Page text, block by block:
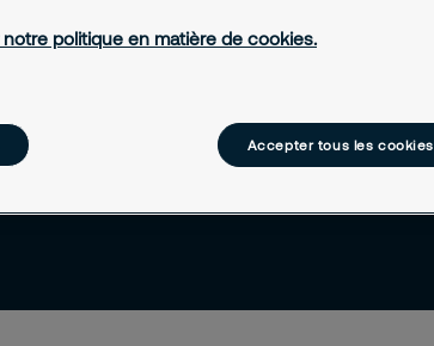
politique en matière de cookies.
Accepter tous les cookies